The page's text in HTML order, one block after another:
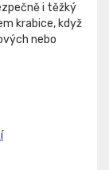
i těžký
krabice, když
nebo